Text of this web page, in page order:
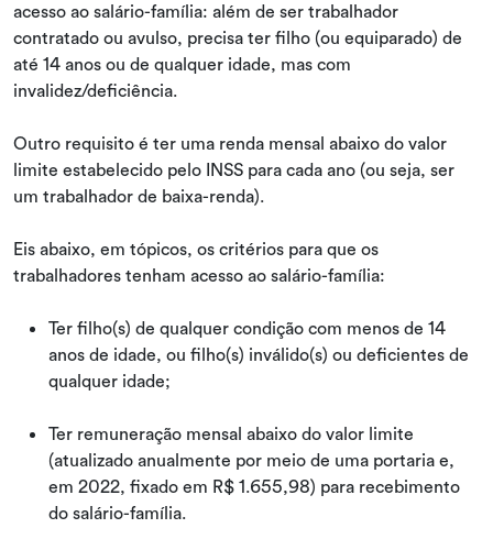
acesso ao salário-família: além de ser trabalhador
contratado ou avulso, precisa ter filho (ou equiparado) de
até 14 anos ou de qualquer idade, mas com
invalidez/deficiência.
Outro requisito é ter uma renda mensal abaixo do valor
limite estabelecido pelo INSS para cada ano (ou seja, ser
um trabalhador de baixa-renda).
Eis abaixo, em tópicos, os critérios para que os
trabalhadores tenham acesso ao salário-família:
Ter filho(s) de qualquer condição com menos de 14
anos de idade, ou filho(s) inválido(s) ou deficientes de
qualquer idade;
Ter remuneração mensal abaixo do valor limite
(atualizado anualmente por meio de uma portaria e,
em 2022, fixado em R$ 1.655,98) para recebimento
do salário-família.